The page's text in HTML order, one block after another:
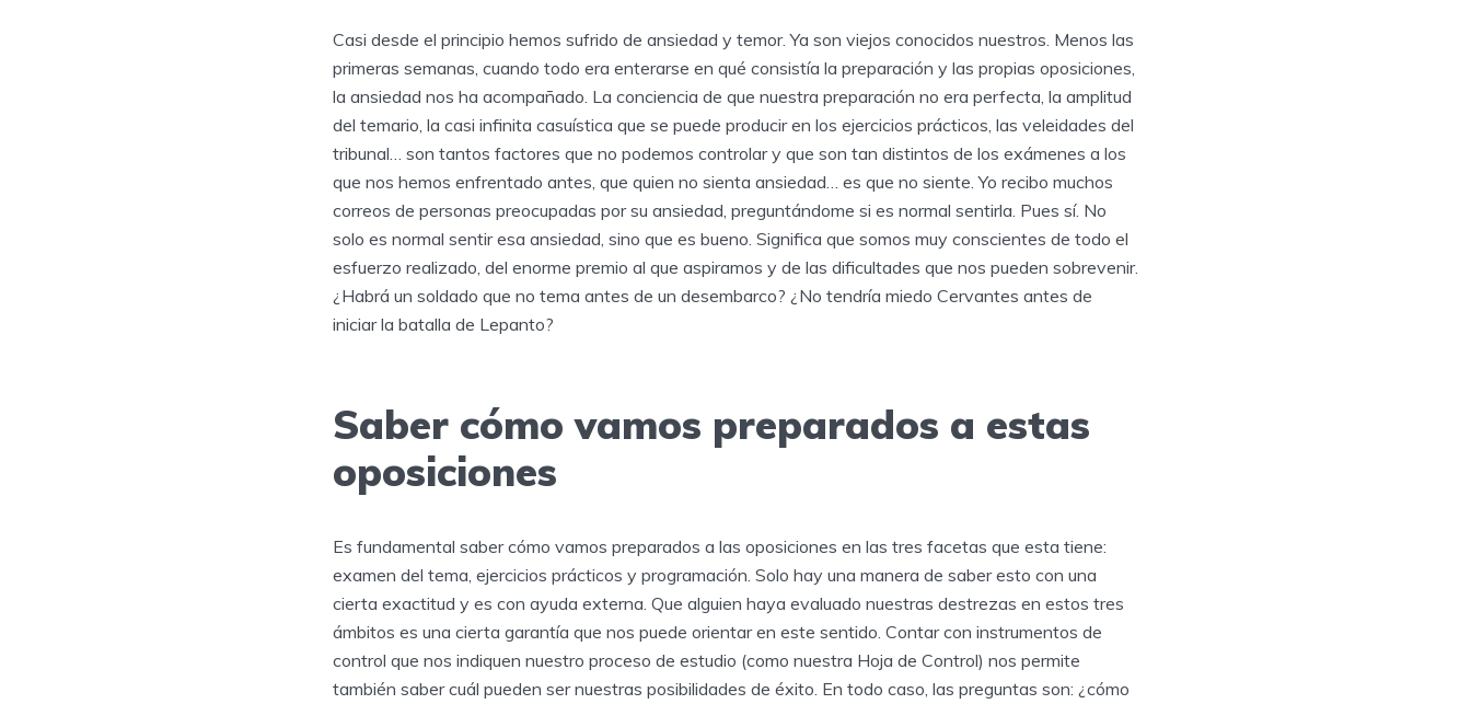
Casi desde el principio hemos sufrido de ansiedad y temor. Ya son viejos conocidos nuestros. Menos las
primeras semanas, cuando todo era enterarse en qué consistía la preparación y las propias oposiciones,
la ansiedad nos ha acompañado. La conciencia de que nuestra preparación no era perfecta, la amplitud
del temario, la casi infinita casuística que se puede producir en los ejercicios prácticos, las veleidades del
tribunal… son tantos factores que no podemos controlar y que son tan distintos de los exámenes a los
que nos hemos enfrentado antes, que quien no sienta ansiedad… es que no siente. Yo recibo muchos
correos de personas preocupadas por su ansiedad, preguntándome si es normal sentirla. Pues sí. No
solo es normal sentir esa ansiedad, sino que es bueno. Significa que somos muy conscientes de todo el
esfuerzo realizado, del enorme premio al que aspiramos y de las dificultades que nos pueden sobrevenir.
¿Habrá un soldado que no tema antes de un desembarco? ¿No tendría miedo Cervantes antes de
iniciar la batalla de Lepanto?
Saber cómo vamos preparados a estas
oposiciones
Es fundamental saber cómo vamos preparados a las oposiciones en las tres facetas que esta tiene:
examen del tema, ejercicios prácticos y programación. Solo hay una manera de saber esto con una
cierta exactitud y es con ayuda externa. Que alguien haya evaluado nuestras destrezas en estos tres
ámbitos es una cierta garantía que nos puede orientar en este sentido. Contar con instrumentos de
control que nos indiquen nuestro proceso de estudio (como nuestra Hoja de Control) nos permite
también saber cuál pueden ser nuestras posibilidades de éxito. En todo caso, las preguntas son: ¿cómo